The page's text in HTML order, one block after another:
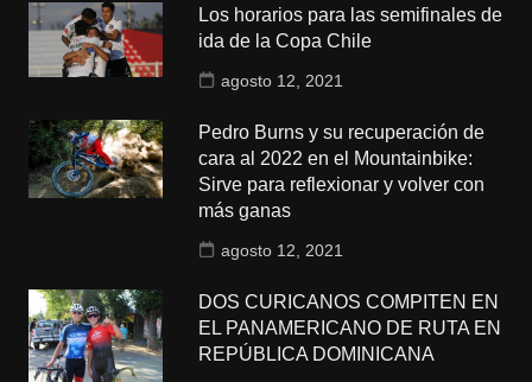
Los horarios para las semifinales de
ida de la Copa Chile
agosto 12, 2021
Pedro Burns y su recuperación de
cara al 2022 en el Mountainbike:
Sirve para reflexionar y volver con
más ganas
agosto 12, 2021
DOS CURICANOS COMPITEN EN
EL PANAMERICANO DE RUTA EN
REPÚBLICA DOMINICANA